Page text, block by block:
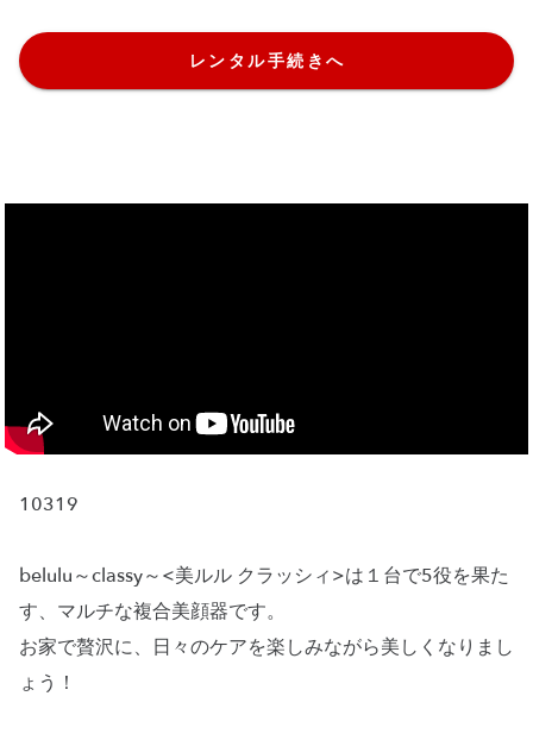
レンタル手続きへ
10319
belulu～classy～<美ルル クラッシィ>は１台で5役を果た
す、マルチな複合美顔器です。
お家で贅沢に、日々のケアを楽しみながら美しくなりまし
ょう！